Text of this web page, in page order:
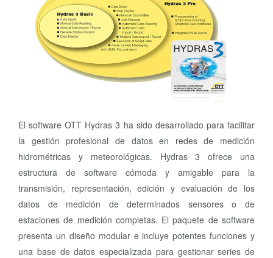
El software OTT Hydras 3 ha sido desarrollado para facilitar
la gestión profesional de datos en redes de medición
hidrométricas y meteorológicas. Hydras 3 ofrece una
estructura de software cómoda y amigable para la
transmisión, representación, edición y evaluación de los
datos de medición de determinados sensores o de
estaciones de medición completas. El paquete de software
presenta un diseño modular e incluye potentes funciones y
una base de datos especializada para gestionar series de